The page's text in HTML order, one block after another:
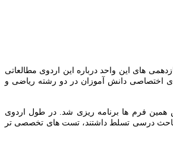
علیخانی» مسئول پایه یازدهمی های این واحد درباره این اردوی مطالعاتی
اختصاصی دانش آموزان در دو رشته ریاضی و
همین فرم ها برنامه ریزی شد. در طول اردوی
مباحث درسی تسلط داشتند، تست های تخصصی تر